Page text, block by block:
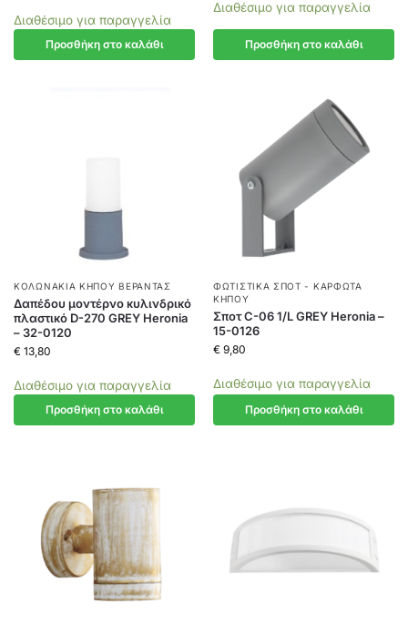
Διαθέσιμο για παραγγελία
Προσθήκη στο καλάθι
Διαθέσιμο για παραγγελία
Προσθήκη στο καλάθι
ΚΟΛΩΝΆΚΙΑ ΚΉΠΟΥ ΒΕΡΆΝΤΑΣ
Δαπέδου μοντέρνο κυλινδρικό
πλαστικό D-270 GREY Heronia
– 32-0120
€ 13,80
Διαθέσιμο για παραγγελία
Προσθήκη στο καλάθι
ΦΩΤΙΣΤΙΚΆ ΣΠΟΤ - ΚΑΡΦΩΤΆ
ΚΉΠΟΥ
Σποτ C-06 1/L GREY Heronia –
15-0126
€ 9,80
Διαθέσιμο για παραγγελία
Προσθήκη στο καλάθι